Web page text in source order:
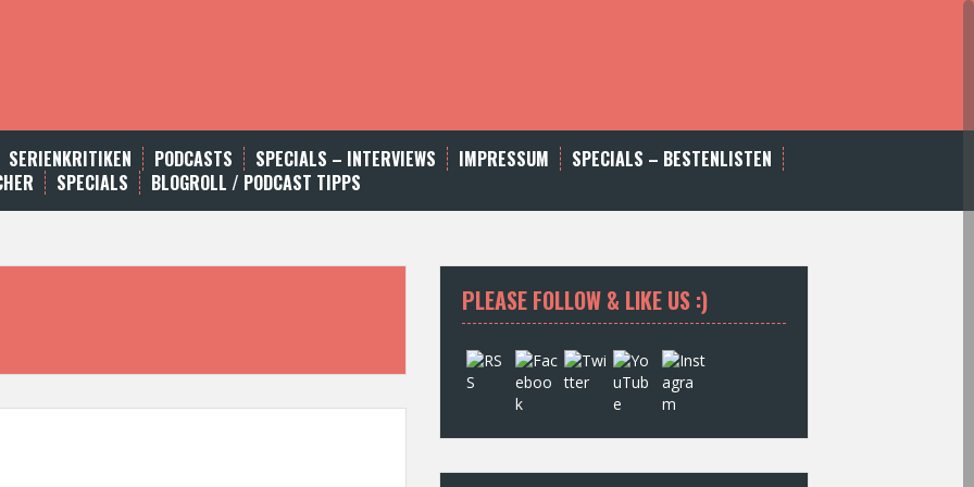
SERIENKRITIKEN PODCASTS SPECIALS – INTERVIEWS IMPRESSUM
SPECIALS – BESTENLISTEN
SPECIALS BLOGROLL / PODCAST TIPPS
PLEASE FOLLOW & LIKE US :)